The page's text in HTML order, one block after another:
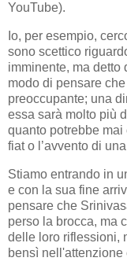
YouTube).
Io, per esempio,
sono scettico
imminente, ma detto
modo di pensare
preoccupante; una
essa sarà molto più
quanto potrebbe
fiat o l’avvento di
Stiamo entrando in
e con la sua fine
pensare che
perso la brocca, ma
delle loro riflessioni,
bensì